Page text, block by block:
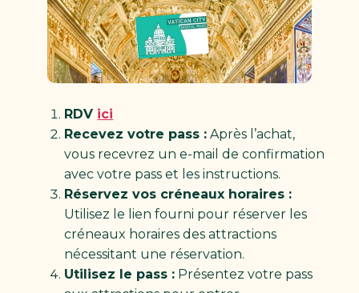
RDV ici
Recevez votre pass : Après l’achat,
vous recevrez un e-mail de confirmation
avec votre pass et les instructions.
Réservez vos créneaux horaires :
Utilisez le lien fourni pour réserver les
créneaux horaires des attractions
nécessitant une réservation.
Utilisez le pass : Présentez votre pass